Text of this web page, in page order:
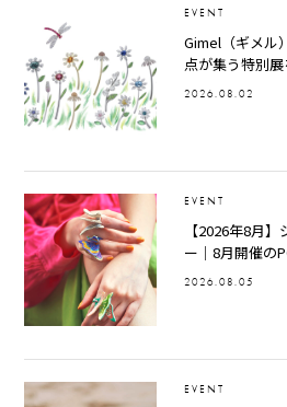
EVENT
Gimel（ギメル
点が集う特別
2026.08.02
EVENT
【2026年8月
ー｜8月開催の
2026.08.05
EVENT